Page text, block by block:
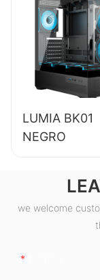
% de
certificación
Bronze para
escritorio
(ESB550W)
LUMIA BK01
NEGRO
we welcome